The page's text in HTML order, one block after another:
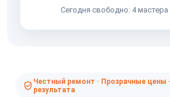
Сегодня свободно: 4 мастера
Честный ремонт · Прозрачные цены
результата